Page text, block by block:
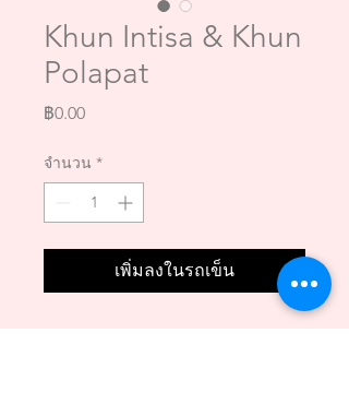
Khun Intisa & Khun
Polapat
฿0.00ราคา
จำนวน *
เพิ่มลงในรถเข็น